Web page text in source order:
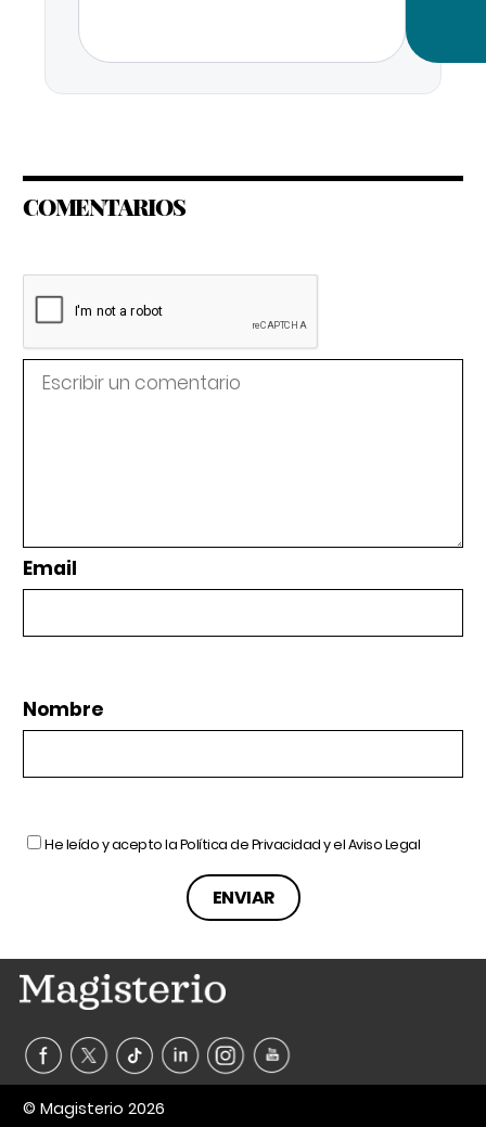
COMENTARIOS
Email
Nombre
He leído y acepto laPolítica de Privacidady elAviso Legal
© Magisterio 2026